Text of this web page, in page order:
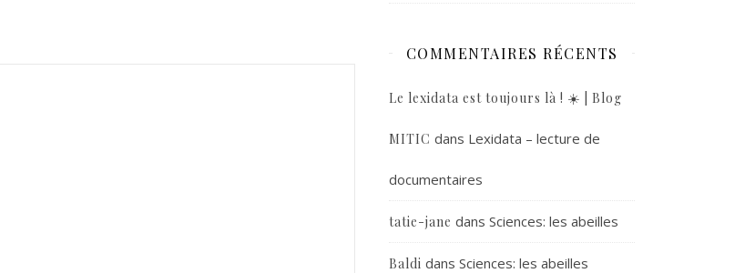
COMMENTAIRES RÉCENTS
Le lexidata est toujours là ! ☀️ | Blog
MITIC dans Lexidata – lecture de
documentaires
tatie-jane dans Sciences: les abeilles
Baldi dans Sciences: les abeilles